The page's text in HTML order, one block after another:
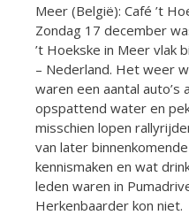
Meer (België): Café ’t
Zondag 17 december
’t Hoekske in Meer vlak
– Nederland. Het weer
waren een aantal auto’s
opspattend water en
misschien lopen
van later
kennismaken en wat
leden waren in
Herkenbaarder kon niet.